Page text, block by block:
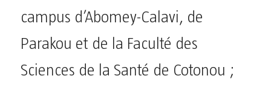
campus d’Abomey-Calavi, de
Parakou et de la Faculté des
Sciences de la Santé de Cotonou ;